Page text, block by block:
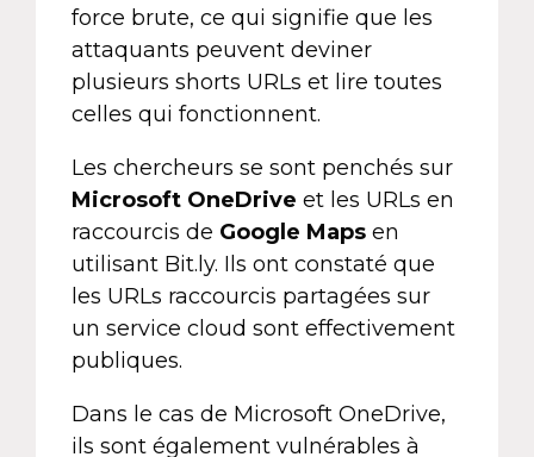
force brute, ce qui signifie que les
attaquants peuvent deviner
plusieurs shorts URLs et lire toutes
celles qui fonctionnent.
Les chercheurs se sont penchés sur
Microsoft OneDrive et les URLs en
raccourcis de Google Maps en
utilisant Bit.ly. Ils ont constaté que
les URLs raccourcis partagées sur
un service cloud sont effectivement
publiques.
Dans le cas de Microsoft OneDrive,
ils sont également vulnérables à